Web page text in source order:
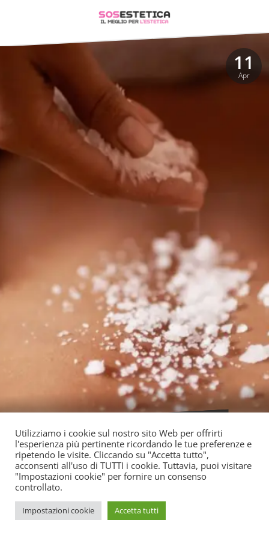
11
Apr
Benessere
Curiosità Trattamenti estetici Uncategorized
MASSAGGIO AL SALE
Utilizziamo i cookie sul nostro sito Web per offrirti
l'esperienza più pertinente ricordando le tue preferenze e
ripetendo le visite. Cliccando su "Accetta tutto",
acconsenti all'uso di TUTTI i cookie. Tuttavia, puoi visitare
"Impostazioni cookie" per fornire un consenso
controllato.
Impostazioni cookie Accetta tutti